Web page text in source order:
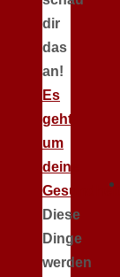
dir
das
an!
Es
geht
um
deine
Gesundheit
Diese
Dinge
werden